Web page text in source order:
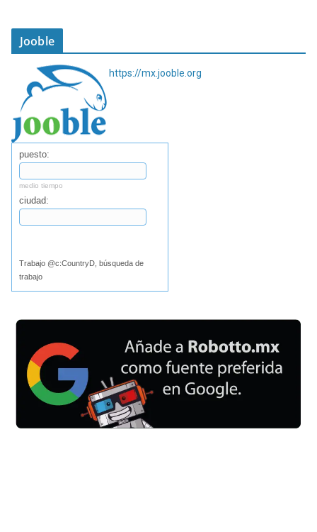
Jooble
https://mx.jooble.org
puesto:
medio tiempo
ciudad:
Trabajo @c:CountryD, búsqueda de
trabajo